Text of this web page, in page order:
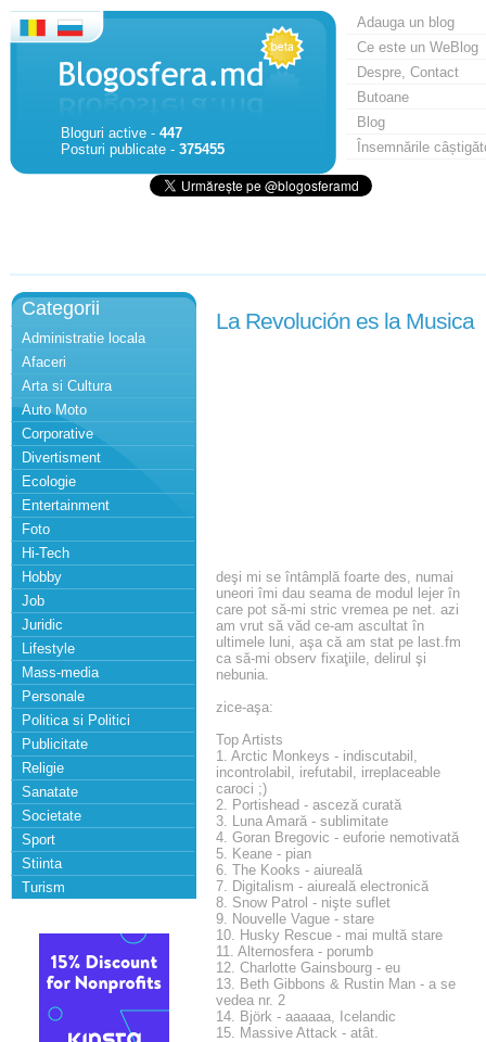
Bloguri active - 447
Posturi publicate - 375455
Adauga un blog
Ce este un WeBlog
Despre, Contact
Butoane
Blog
Însemnările
Categorii
Administratie locala
Afaceri
Arta si Cultura
Auto Moto
Corporative
Divertisment
Ecologie
Entertainment
Foto
Hi-Tech
Hobby
Job
Juridic
Lifestyle
Mass-media
Personale
Politica si Politici
Publicitate
Religie
Sanatate
Societate
Sport
Stiinta
Turism
La Revolución es la Musica
deşi mi se întâmplă foarte des, numai
uneori îmi dau seama de modul lejer în
care pot să-mi stric vremea pe net. azi
am vrut să văd ce-am ascultat în
ultimele luni, aşa că am stat pe last.fm
ca să-mi observ fixaţiile, delirul şi
nebunia.
zice-aşa:
Top Artists
1. Arctic Monkeys - indiscutabil,
incontrolabil, irefutabil, irreplaceable
caroci ;)
2. Portishead - asceză curată
3. Luna Amară - sublimitate
4. Goran Bregovic - euforie nemotivată
5. Keane - pian
6. The Kooks - aiureală
7. Digitalism - aiureală electronică
8. Snow Patrol - nişte suflet
9. Nouvelle Vague - stare
10. Husky Rescue - mai multă stare
11. Alternosfera - porumb
12. Charlotte Gainsbourg - eu
13. Beth Gibbons & Rustin Man - a se
vedea nr. 2
14. Björk - aaaaaa, Icelandic
15. Massive Attack - atât.